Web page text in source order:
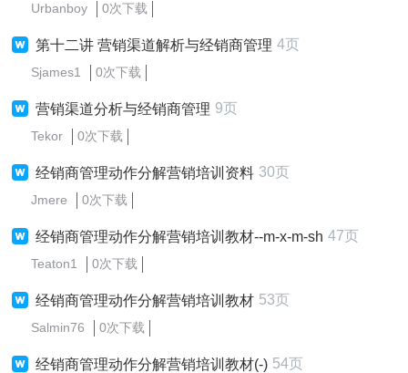
Urbanboy 0次下载
第十二讲 营销渠道解析与经销商管理 4页
Sjames1 0次下载
营销渠道分析与经销商管理 9页
Tekor 0次下载
经销商管理动作分解营销培训资料 30页
Jmere 0次下载
经销商管理动作分解营销培训教材--m-x-m-sh 47页
Teaton1 0次下载
经销商管理动作分解营销培训教材 53页
Salmin76 0次下载
经销商管理动作分解营销培训教材(-) 54页